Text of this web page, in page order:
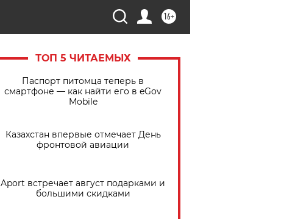
16+
ТОП 5 ЧИТАЕМЫХ
Паспорт питомца теперь в
смартфоне — как найти его в eGov
Mobile
Казахстан впервые отмечает День
фронтовой авиации
Aport встречает август подарками и
большими скидками